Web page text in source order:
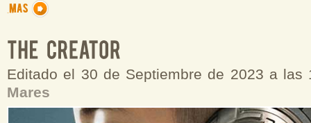
Editado el 30 de Septiembre de 2023 a
Mares